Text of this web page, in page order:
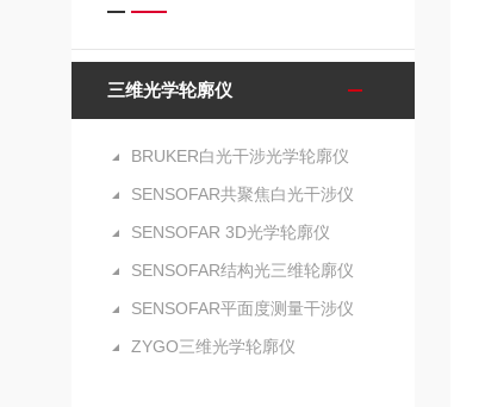
三维光学轮廓仪
BRUKER白光干涉光学轮廓仪
SENSOFAR共聚焦白光干涉仪
SENSOFAR 3D光学轮廓仪
SENSOFAR结构光三维轮廓仪
SENSOFAR平面度测量干涉仪
ZYGO三维光学轮廓仪